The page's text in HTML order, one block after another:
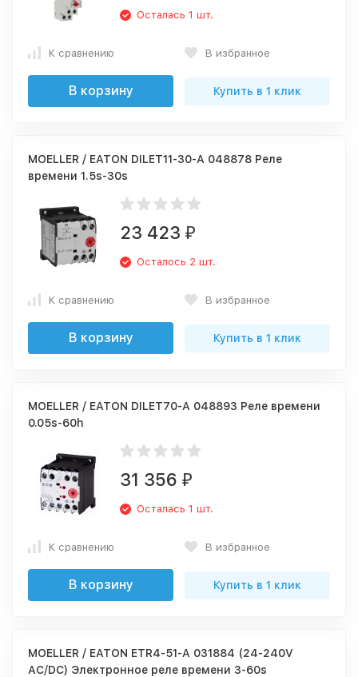
Осталась 1 шт.
К сравнению В избранное
В корзину Купить в 1 клик
MOELLER / EATON DILET11-30-A 048878 Реле
времени 1.5s-30s
23 423 ₽
Осталось 2 шт.
К сравнению В избранное
В корзину Купить в 1 клик
MOELLER / EATON DILET70-A 048893 Реле времени
0.05s-60h
31 356 ₽
Осталась 1 шт.
К сравнению В избранное
В корзину Купить в 1 клик
MOELLER / EATON ETR4-51-A 031884 (24-240V
AC/DC) Электронное реле времени 3-60s